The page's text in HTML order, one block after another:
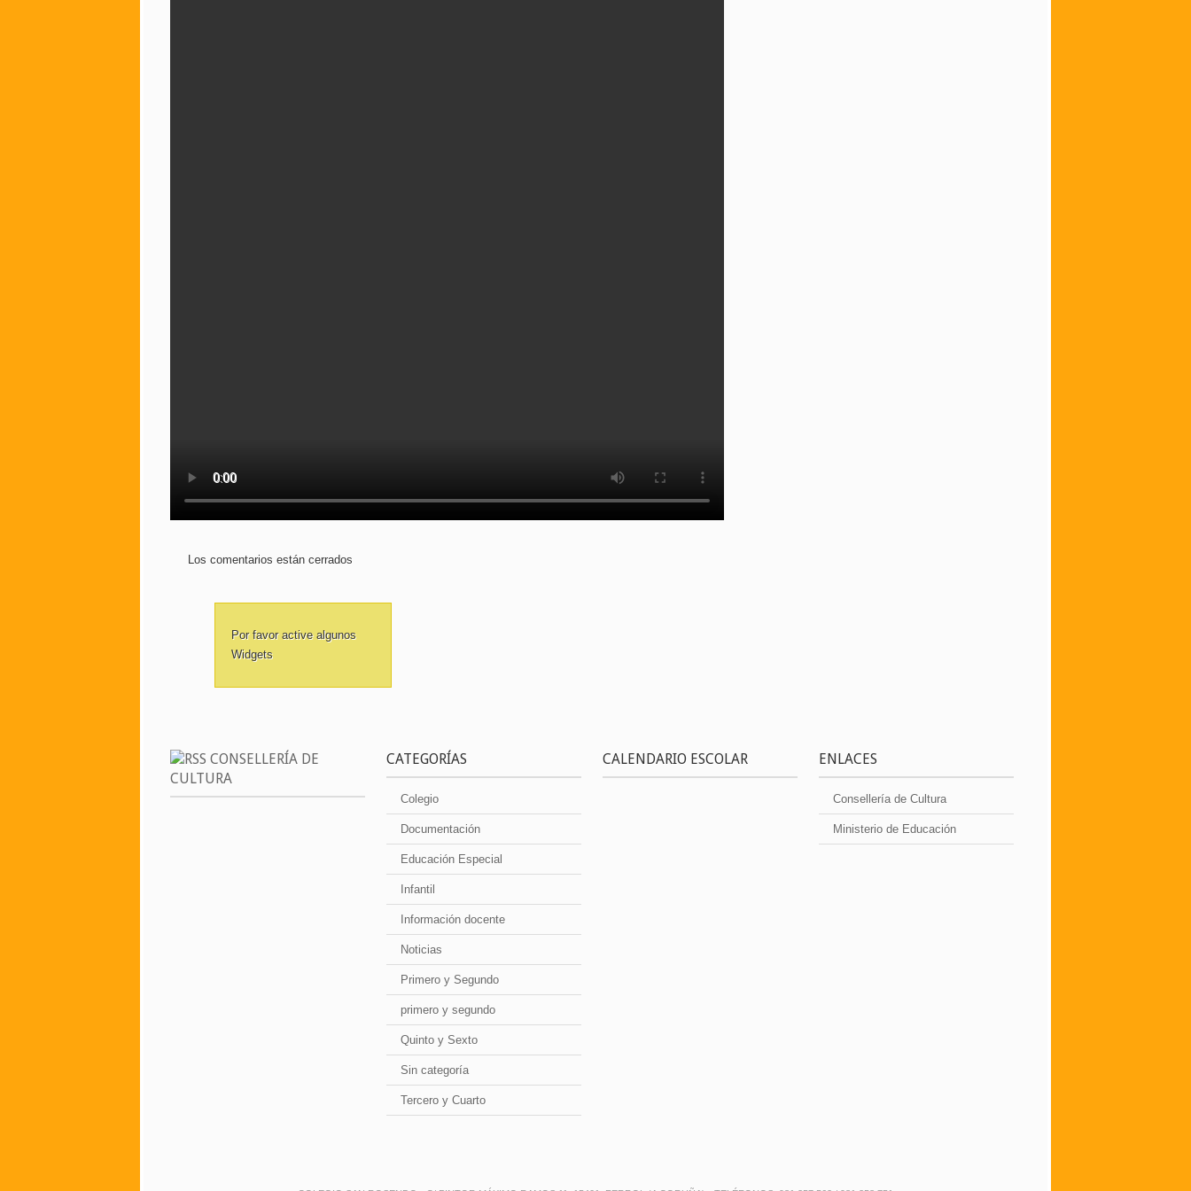
Los comentarios están cerrados
Por favor active algunos
Widgets
CONSELLERÍA DE
CULTURA
CATEGORÍAS
Colegio
Documentación
Educación Especial
Infantil
Información docente
Noticias
Primero y Segundo
primero y segundo
Quinto y Sexto
Sin categoría
Tercero y Cuarto
CALENDARIO ESCOLAR ENLACES
Consellería de Cultura
Ministerio de Educación